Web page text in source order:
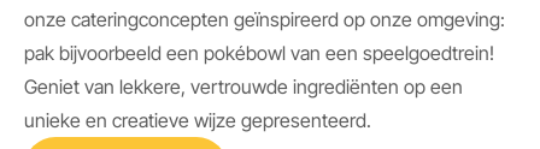
onze cateringconcepten geïnspireerd op onze omgeving:
pak bijvoorbeeld een pokébowl van een speelgoedtrein!
Geniet van lekkere, vertrouwde ingrediënten op een
unieke en creatieve wijze gepresenteerd.